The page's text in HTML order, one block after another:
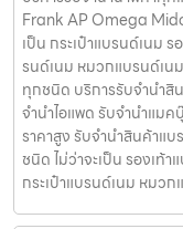
Frank AP Omega
เป็น กระเป๋าแบรนด์เนม
รนด์เนม หมวกแบรนด์เน
ทุกชนิด บริการรับจำนำสิ
จำนำไอแพด รับจำนำแม
ราคาสูง รับจำนำสินค้าแ
ชนิด ไม่ว่าจะเป็น รองเท้
กระเป๋าแบรนด์เนม หมว